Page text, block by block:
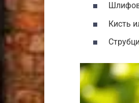
Кисть